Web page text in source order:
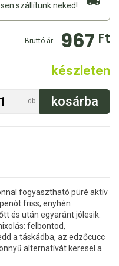
szállítunk neked!
Bruttó ár: 967 Ft
készleten
db
fogyasztható püré aktív
friss, enyhén
és után egyaránt jólesik.
felbontod,
a táskádba, az edzőcucc
alternatívát keresel a